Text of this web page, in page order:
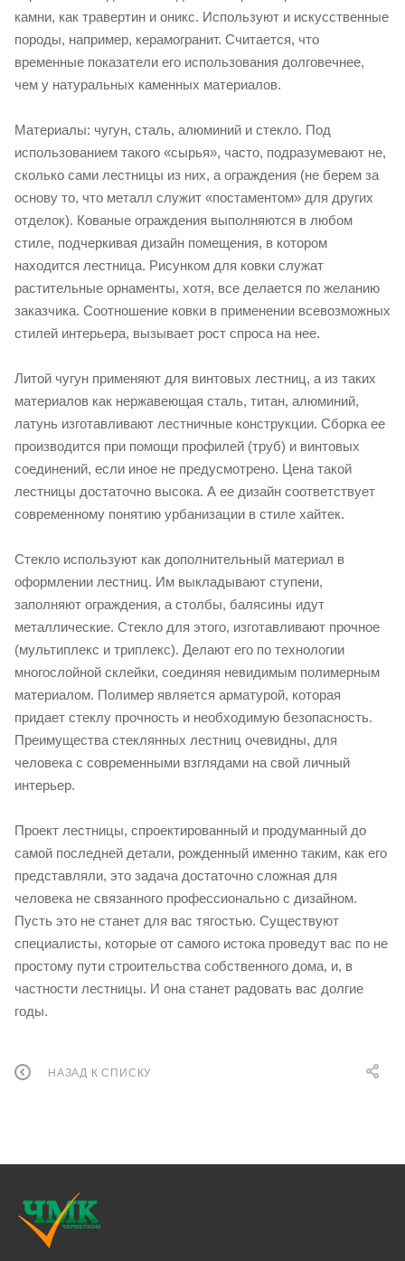
камни, как травертин и оникс. Используют и искусственные
породы, например, керамогранит. Считается, что
временные показатели его использования долговечнее,
чем у натуральных каменных материалов.
Материалы: чугун, сталь, алюминий и стекло. Под
использованием такого «сырья», часто, подразумевают не,
сколько сами лестницы из них, а ограждения (не берем за
основу то, что металл служит «постаментом» для других
отделок). Кованые ограждения выполняются в любом
стиле, подчеркивая дизайн помещения, в котором
находится лестница. Рисунком для ковки служат
растительные орнаменты, хотя, все делается по желанию
заказчика. Соотношение ковки в применении всевозможных
стилей интерьера, вызывает рост спроса на нее.
Литой чугун применяют для винтовых лестниц, а из таких
материалов как нержавеющая сталь, титан, алюминий,
латунь изготавливают лестничные конструкции. Сборка ее
производится при помощи профилей (труб) и винтовых
соединений, если иное не предусмотрено. Цена такой
лестницы достаточно высока. А ее дизайн соответствует
современному понятию урбанизации в стиле хайтек.
Стекло используют как дополнительный материал в
оформлении лестниц. Им выкладывают ступени,
заполняют ограждения, а столбы, балясины идут
металлические. Стекло для этого, изготавливают прочное
(мультиплекс и триплекс). Делают его по технологии
многослойной склейки, соединяя невидимым полимерным
материалом. Полимер является арматурой, которая
придает стеклу прочность и необходимую безопасность.
Преимущества стеклянных лестниц очевидны, для
человека с современными взглядами на свой личный
интерьер.
Проект лестницы, спроектированный и продуманный до
самой последней детали, рожденный именно таким, как его
представляли, это задача достаточно сложная для
человека не связанного профессионально с дизайном.
Пусть это не станет для вас тягостью. Существуют
специалисты, которые от самого истока проведут вас по не
простому пути строительства собственного дома, и, в
частности лестницы. И она станет радовать вас долгие
годы.
НАЗАД К СПИСКУ